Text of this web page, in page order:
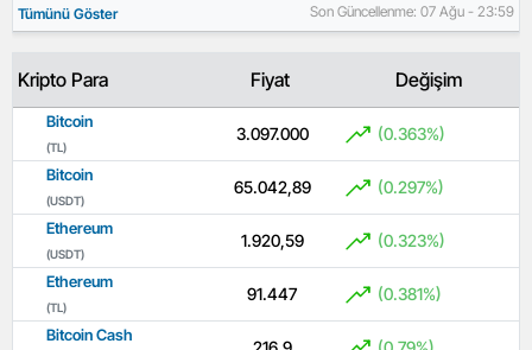
Tümünü Göster Son Güncellenme: 07 Ağu - 23:59
Kripto Para Fiyat Değişim
Bitcoin
(TL)
3.097.000 (0.363%)
Bitcoin
(USDT)
65.042,89 (0.297%)
Ethereum
(USDT)
1.920,59 (0.323%)
Ethereum
(TL)
91.447 (0.381%)
Bitcoin Cash